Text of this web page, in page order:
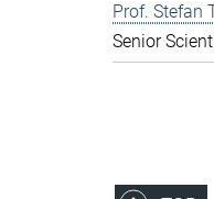
Prof. Stefan
Senior